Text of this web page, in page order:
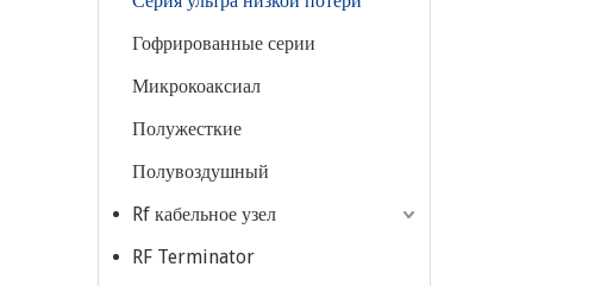
Гофрированные серии
Микрокоаксиал
Полужесткие
Полувоздушный
Rf кабельное узел
RF Terminator